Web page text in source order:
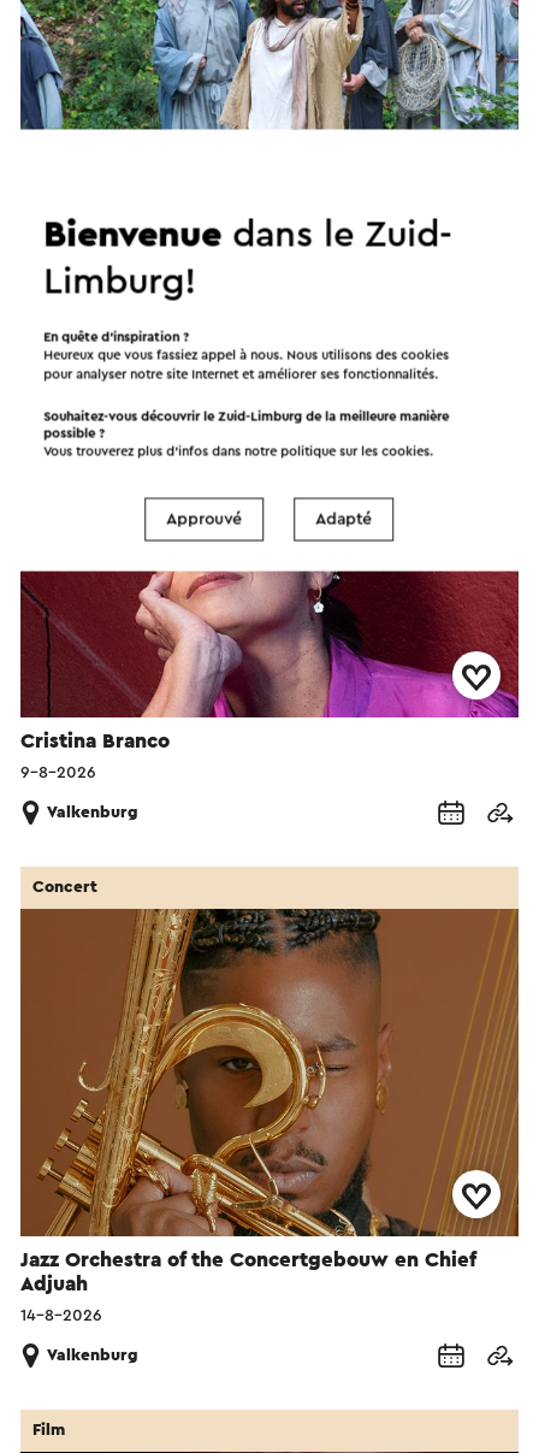
Passiespelen Tegelen
Venlo
Cristina Branco
Concert
9-8-2026
Valkenburg
Jazz Orchestra of the Concertgebouw en Chief
Adjuah
Concert
14-8-2026
Valkenburg
Film
Bienvenuedans le Zuid-
Limburg!
En quête d’inspiration ?
Heureux que vous fassiez appel à nous. Nous utilisons des cookies
pour analyser notre site Internet et améliorer ses fonctionnalités.
Souhaitez-vous découvrir le Zuid-Limburg de la meilleure manière
possible ?
Vous trouverez plus d’infos dans notre politique sur lescookies.
Approuvé Adapté